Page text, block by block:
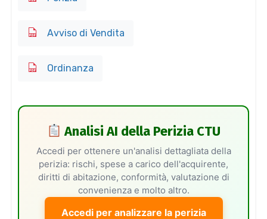
Avviso di Vendita
Ordinanza
Analisi AI della Perizia CTU
Accedi per ottenere un'analisi dettagliata della
perizia: rischi, spese a carico dell'acquirente,
diritti di abitazione, conformità, valutazione di
convenienza e molto altro.
Accedi per analizzare la perizia